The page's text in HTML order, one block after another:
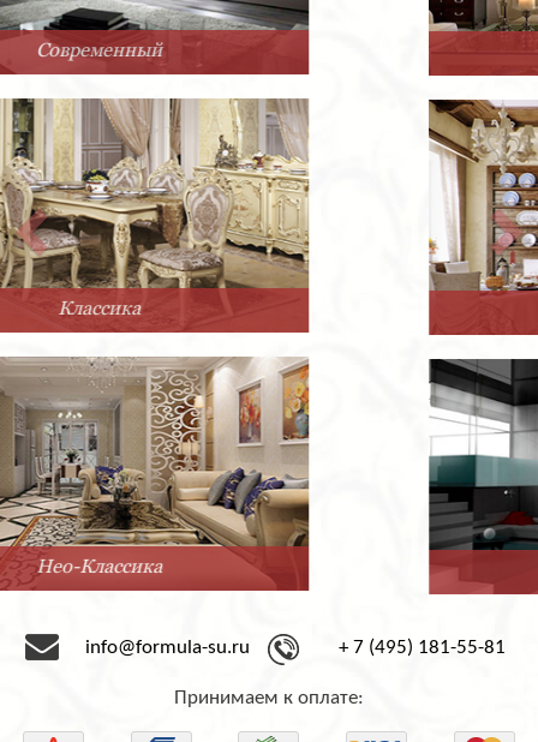
Прованс
Минимализм
info@formula-su.ru + 7 (495) 181-55-81
Принимаем к оплате: